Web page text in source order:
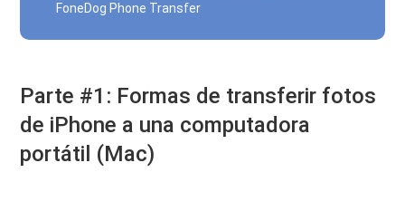
FoneDog Phone Transfer
Parte #1: Formas de transferir fotos
de iPhone a una computadora
portátil (Mac)